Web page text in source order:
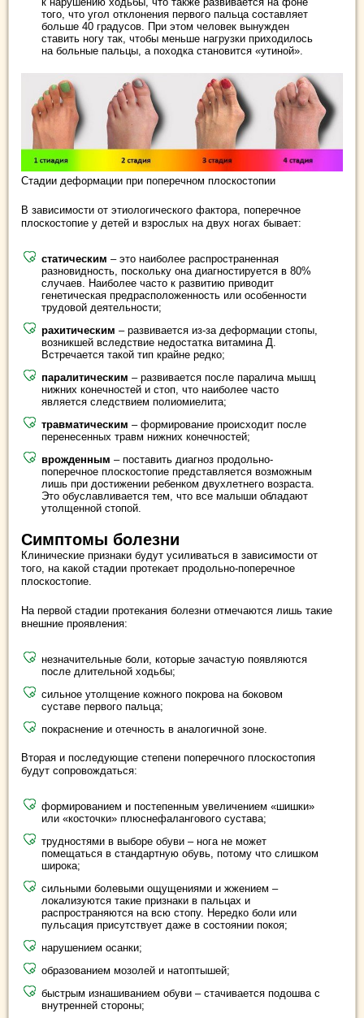
того, что угол отклонения первого пальца составляет
больше 40 градусов. При этом человек вынужден
ставить ногу так, чтобы меньше нагрузки приходилось
на больные пальцы, а походка становится «утиной».
Стадии деформации при поперечном плоскостопии
В зависимости от этиологического фактора, поперечное
плоскостопие у детей и взрослых на двух ногах бывает:
статическим – это наиболее распространенная
разновидность, поскольку она диагностируется в 80%
случаев. Наиболее часто к развитию приводит
генетическая предрасположенность или особенности
трудовой деятельности;
рахитическим – развивается из-за деформации стопы,
возникшей вследствие недостатка витамина Д.
Встречается такой тип крайне редко;
паралитическим – развивается после паралича мышц
нижних конечностей и стоп, что наиболее часто
является следствием полиомиелита;
травматическим – формирование происходит после
перенесенных травм нижних конечностей;
врожденным – поставить диагноз продольно-
поперечное плоскостопие представляется возможным
лишь при достижении ребенком двухлетнего возраста.
Это обуславливается тем, что все малыши обладают
утолщенной стопой.
Симптомы болезни
Клинические признаки будут усиливаться в зависимости от
того, на какой стадии протекает продольно-поперечное
плоскостопие.
На первой стадии протекания болезни отмечаются лишь такие
внешние проявления:
незначительные боли, которые зачастую появляются
после длительной ходьбы;
сильное утолщение кожного покрова на боковом
суставе первого пальца;
покраснение и отечность в аналогичной зоне.
Вторая и последующие степени поперечного плоскостопия
будут сопровождаться:
формированием и постепенным увеличением «шишки»
или «косточки» плюснефалангового сустава;
трудностями в выборе обуви – нога не может
помещаться в стандартную обувь, потому что слишком
широка;
сильными болевыми ощущениями и жжением –
локализуются такие признаки в пальцах и
распространяются на всю стопу. Нередко боли или
пульсация присутствует даже в состоянии покоя;
нарушением осанки;
образованием мозолей и натоптышей;
быстрым изнашиванием обуви – стачивается подошва с
внутренней стороны;